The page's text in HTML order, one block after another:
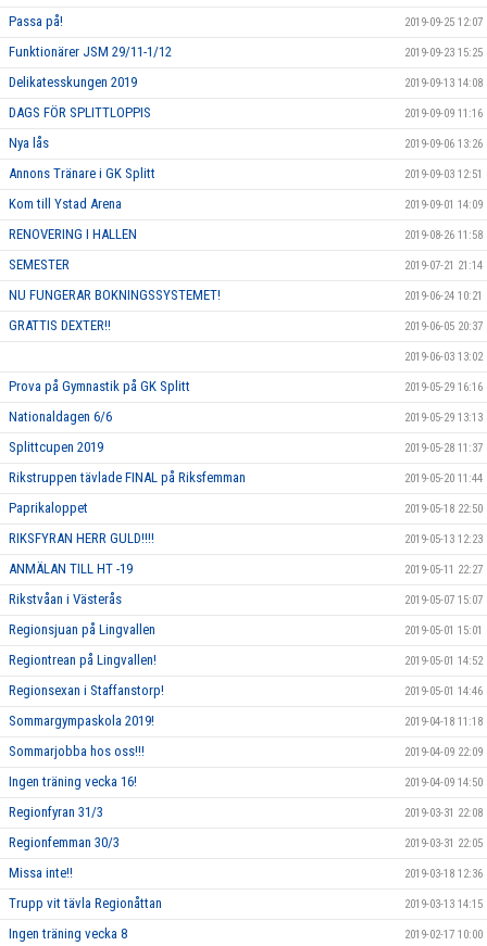
Passa på! 2019-09-25 12:07
Funktionärer JSM 29/11-1/12 2019-09-23 15:25
Delikatesskungen 2019 2019-09-13 14:08
DAGS FÖR SPLITTLOPPIS 2019-09-09 11:16
Nya lås 2019-09-06 13:26
Annons Tränare i GK Splitt 2019-09-03 12:51
Kom till Ystad Arena 2019-09-01 14:09
RENOVERING I HALLEN 2019-08-26 11:58
SEMESTER 2019-07-21 21:14
NU FUNGERAR BOKNINGSSYSTEMET! 2019-06-24 10:21
GRATTIS DEXTER!! 2019-06-05 20:37
2019-06-03 13:02
Prova på Gymnastik på GK Splitt 2019-05-29 16:16
Nationaldagen 6/6 2019-05-29 13:13
Splittcupen 2019 2019-05-28 11:37
Rikstruppen tävlade FINAL på Riksfemman 2019-05-20 11:44
Paprikaloppet 2019-05-18 22:50
RIKSFYRAN HERR GULD!!!! 2019-05-13 12:23
ANMÄLAN TILL HT -19 2019-05-11 22:27
Rikstvåan i Västerås 2019-05-07 15:07
Regionsjuan på Lingvallen 2019-05-01 15:01
Regiontrean på Lingvallen! 2019-05-01 14:52
Regionsexan i Staffanstorp! 2019-05-01 14:46
Sommargympaskola 2019! 2019-04-18 11:18
Sommarjobba hos oss!!! 2019-04-09 22:09
Ingen träning vecka 16! 2019-04-09 14:50
Regionfyran 31/3 2019-03-31 22:08
Regionfemman 30/3 2019-03-31 22:05
Missa inte!! 2019-03-18 12:36
Trupp vit tävla Regionåttan 2019-03-13 14:15
Ingen träning vecka 8 2019-02-17 10:00